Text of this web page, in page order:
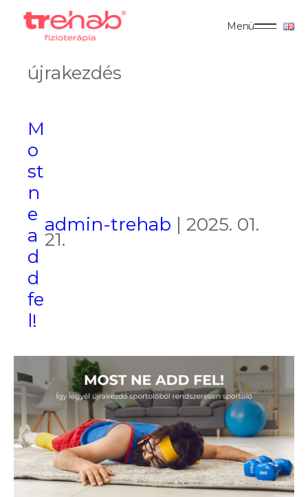
Menü
újrakezdés
M
o
st
n
e
a
d
d
fe
l!
admin-trehab | 2025. 01.
21.